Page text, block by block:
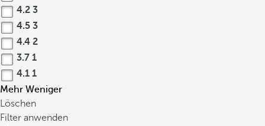
4.2 3
4.5 3
4.4 2
3.7 1
4.1 1
Mehr Weniger
Löschen
Filter anwenden